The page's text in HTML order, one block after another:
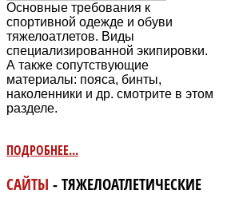
Основные требования к
спортивной одежде и обуви
тяжелоатлетов. Виды
специализированной экипировки.
А также сопутствующие
материалы: пояса, бинты,
наколенники и др. смотрите в этом
разделе.
ПОДРОБНЕЕ...
САЙТЫ - ТЯЖЕЛОАТЛЕТИЧЕСКИЕ